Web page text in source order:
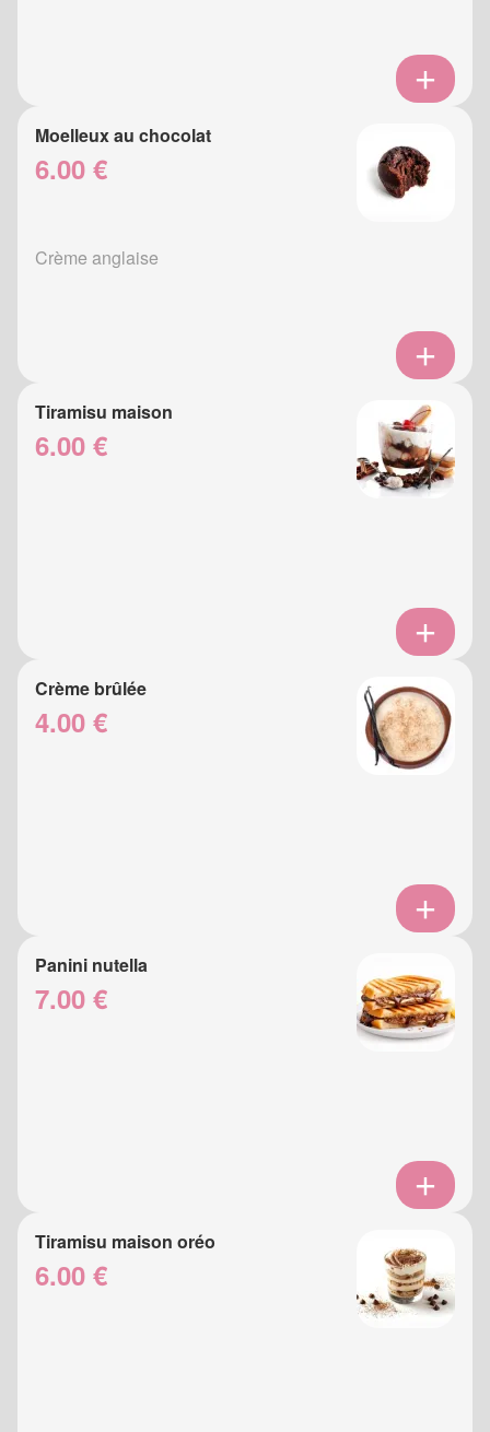
Moelleux au chocolat
6.00 €
Crème anglaise
Tiramisu maison
6.00 €
Crème brûlée
4.00 €
Panini nutella
7.00 €
Tiramisu maison oréo
6.00 €